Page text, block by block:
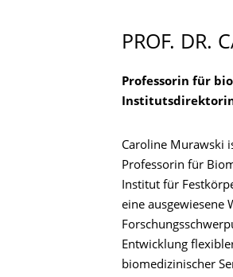
PROF. DR.
Professorin für
Caroline Murawski
Professorin für
Institut für
eine ausgewiesene
Entwicklung
biomedizinischer